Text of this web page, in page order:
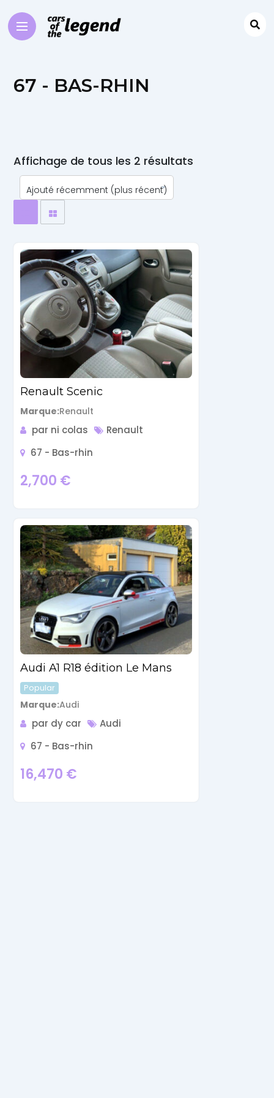
67 - BAS-RHIN
Affichage de tous les 2 résultats
Renault Scenic
Marque Renault
par ni colas
Renault
67 - Bas-rhin
2,700 €
Audi A1 R18 édition Le Mans
Popular
Marque Audi
par dy car
Audi
67 - Bas-rhin
16,470 €